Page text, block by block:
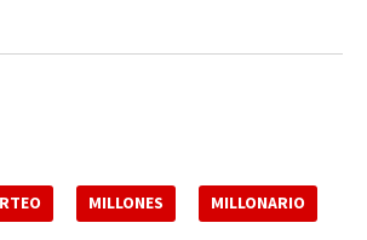
MILLONES MILLONARIO